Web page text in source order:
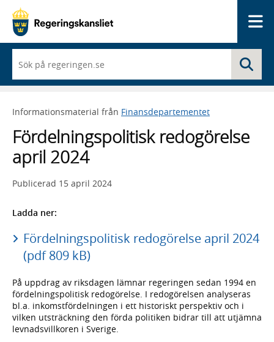
du
börjar
skriva
framträder
lista
med
sökförslag
Informationsmaterial från Finansdepartementet
Fördelningspolitisk redogörelse
april 2024
Publicerad 15 april 2024
Ladda ner:
Fördelningspolitisk redogörelse april 2024
(pdf 809 kB)
På uppdrag av riksdagen lämnar regeringen sedan 1994 en
fördelningspolitisk redogörelse. I redogörelsen analyseras
bl.a. inkomstfördelningen i ett historiskt perspektiv och i
vilken utsträckning den förda politiken bidrar till att utjämna
levnadsvillkoren i Sverige.